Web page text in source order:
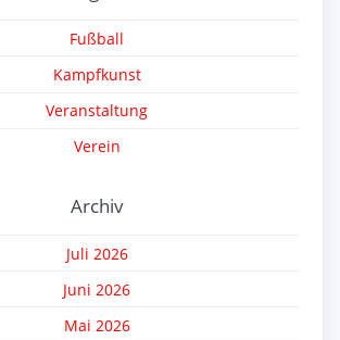
Fußball
Kampfkunst
Veranstaltung
Verein
Archiv
Juli 2026
Juni 2026
Mai 2026